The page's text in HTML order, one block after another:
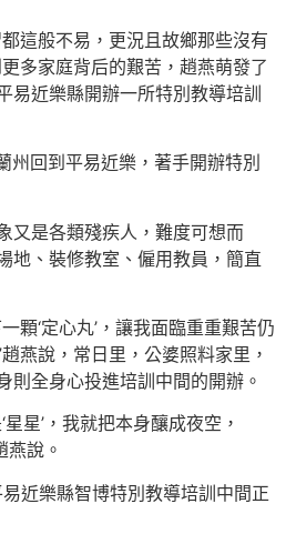
這般不易，更況且故鄉那些沒有
多家庭背后的艱苦，趙燕萌發了
易近樂縣開辦一所特別教導培訓
州回到平易近樂，著手開辦特別
又是各類殘疾人，難度可想而
地、裝修教室、僱用教員，簡直
顆‘定心丸’，讓我面臨重重艱苦仍
燕說，常日里，公婆照料家里，
則全身心投進培訓中間的開辦。
星’，我就把本身釀成夜空，
燕說。
近樂縣智博特別教導培訓中間正